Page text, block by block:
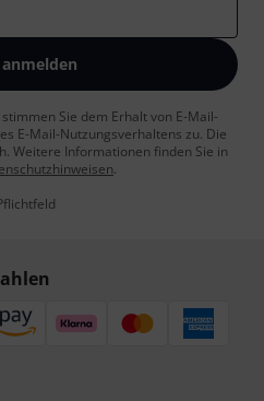
Sie dem Erhalt von E-Mail-
E-Mail-Nutzungsverhaltens zu. Die
Weitere Informationen finden Sie in
.